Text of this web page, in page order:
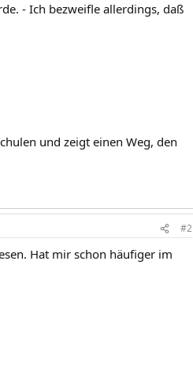
- Ich bezweifle allerdings, daß
und zeigt einen Weg, den
#2
Hat mir schon häufiger im